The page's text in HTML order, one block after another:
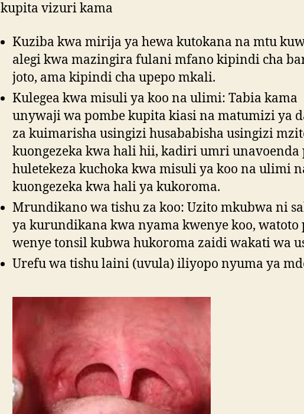
kupita vizuri kama
Kuziba kwa mirija ya hewa kutokana na mtu
alegi kwa mazingira fulani mfano kipindi cha
joto, ama kipindi cha upepo mkali.
Kulegea kwa misuli ya koo na ulimi: Tabia kama
unywaji wa pombe kupita kiasi na matumizi ya
za kuimarisha usingizi husababisha usingizi
kuongezeka kwa hali hii, kadiri umri unavoenda
huletekeza kuchoka kwa misuli ya koo na ulimi
kuongezeka kwa hali ya kukoroma.
Mrundikano wa tishu za koo: Uzito mkubwa ni
ya kurundikana kwa nyama kwenye koo, watoto
wenye tonsil kubwa hukoroma zaidi wakati wa
Urefu wa tishu laini (uvula) iliyopo nyuma ya